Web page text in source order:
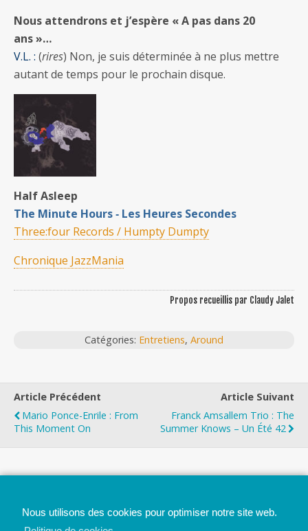
Nous attendrons et j’espère « A pas dans 20
ans »…
V.L. : (rires) Non, je suis déterminée à ne plus mettre
autant de temps pour le prochain disque.
Half Asleep
The Minute Hours ‐ Les Heures Secondes
Three:four Records / Humpty Dumpty
Chronique JazzMania
Propos recueillis par Claudy Jalet
Catégories: Entretiens, Around
Article Précédent
Mario Ponce-Enrile : From
This Moment On
Article Suivant
Franck Amsallem Trio : The
Summer Knows – Un Été 42
Nous utilisons des cookies pour optimiser notre site web.